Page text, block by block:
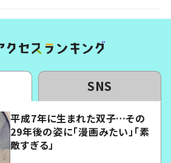
SNS
平成7年に生まれた双子…その
29年後の姿に「漫画みたい」「素
敵すぎる」